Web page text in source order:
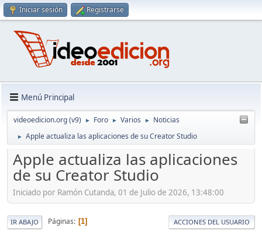
Iniciar sesión Registrarse
Menú Principal
videoedicion.org (v9) ► Foro ► Varios ► Noticias
► Apple actualiza las aplicaciones de su Creator Studio
Apple actualiza las aplicaciones
de su Creator Studio
Iniciado por Ramón Cutanda, 01 de Julio de 2026, 13:48:00
IR ABAJO Páginas 1 ACCIONES DEL USUARIO